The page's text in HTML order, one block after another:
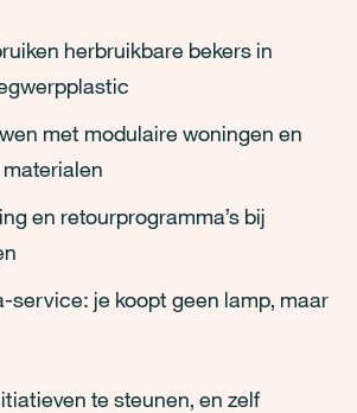
herbruikbare bekers in
met modulaire woningen en
en retourprogramma’s bij
service: je koopt geen lamp, maar
te steunen, en zelf